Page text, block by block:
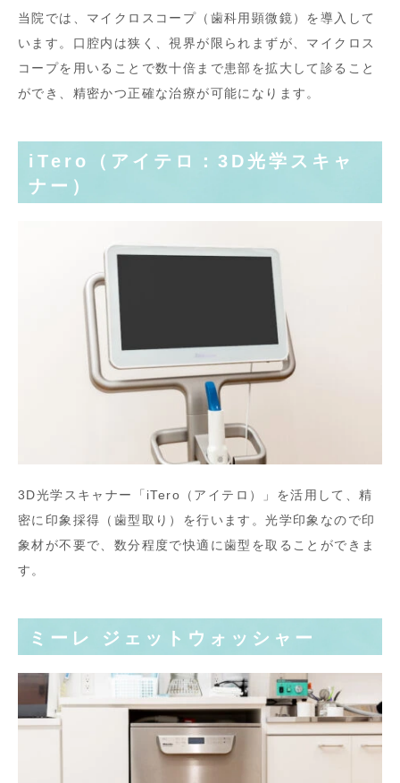
当院では、マイクロスコープ（歯科用顕微鏡）を導入して
います。口腔内は狭く、視界が限られまずが、マイクロス
コープを用いることで数十倍まで患部を拡大して診ること
ができ、精密かつ正確な治療が可能になります。
iTero（アイテロ：3D光学スキャ
ナー）
3D光学スキャナー「iTero（アイテロ）」を活用して、精
密に印象採得（歯型取り）を行います。光学印象なので印
象材が不要で、数分程度で快適に歯型を取ることができま
す。
ミーレ ジェットウォッシャー